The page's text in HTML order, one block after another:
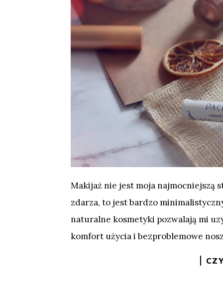
Makijaż nie jest moja najmocniejszą
zdarza, to jest bardzo
naturalne kosmetyki pozwalają mi
komfort użycia i bezproblemowe